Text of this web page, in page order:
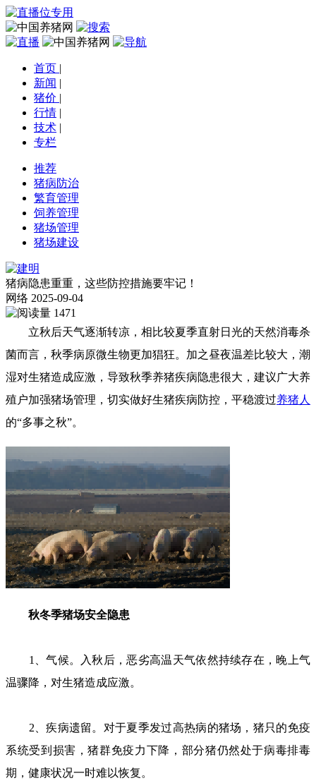
首页 |
新闻 |
猪价 |
行情 |
技术 |
专栏
推荐
猪病防治
繁育管理
饲养管理
猪场管理
猪场建设
猪病隐患重重，这些防控措施要牢记！
网络 2025-09-04
1471
立秋后天气逐渐转凉，相比较夏季直射日光的天然消毒杀
菌而言，秋季病原微生物更加猖狂。加之昼夜温差比较大，潮
湿对生猪造成应激，导致秋季养猪疾病隐患很大，建议广大养
殖户加强猪场管理，切实做好生猪疾病防控，平稳渡过养猪人
的“多事之秋”。
秋冬季猪场安全隐患
1、气候。入秋后，恶劣高温天气依然持续存在，晚上气
温骤降，对生猪造成应激。
2、疾病遗留。对于夏季发过高热病的猪场，猪只的免疫
系统受到损害，猪群免疫力下降，部分猪仍然处于病毒排毒
期，健康状况一时难以恢复。